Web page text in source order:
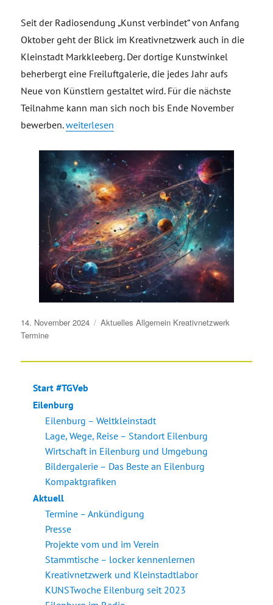
Seit der Radiosendung „Kunst verbindet“ von Anfang
Oktober geht der Blick im Kreativnetzwerk auch in die
Kleinstadt Markkleeberg. Der dortige Kunstwinkel
beherbergt eine Freiluftgalerie, die jedes Jahr aufs
Neue von Künstlern gestaltet wird. Für die nächste
Teilnahme kann man sich noch bis Ende November
bewerben.„Freiluftgalerie sucht Künstlerinnen und Künstler“
weiterlesen
Veröffentlicht
am
14. November 2024 Aktuelles Allgemein Kreativnetzwerk
Termine
Start #TGVeb
Eilenburg
Eilenburg – Weltkleinstadt
Lage, Wege, Reise – Standort Eilenburg
Wirtschaft in Eilenburg und Umgebung
Bildergalerie – Das Beste an Eilenburg
Kompaktgrafiken
Aktuell
Termine – Ankündigung
Presse
Projekte vom und im Verein
Stammtische – locker kennenlernen
Kreativnetzwerk und Kleinstadtlabor
KUNSTwoche Eilenburg seit 2023